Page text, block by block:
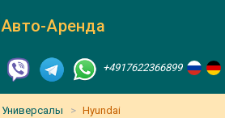
Авто-Аренда
+4917622366899
Универсалы Hyundai